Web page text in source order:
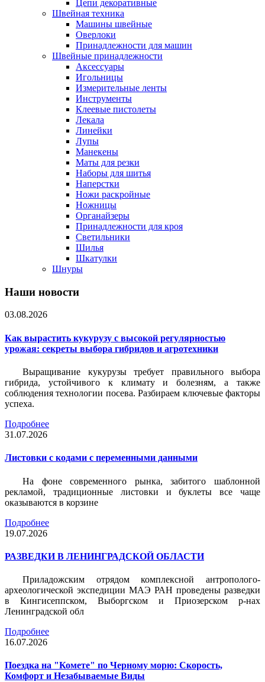
Цепи декоративные
Швейная техника
Машины швейные
Оверлоки
Принадлежности для машин
Швейные принадлежности
Аксессуары
Игольницы
Измерительные ленты
Инструменты
Клеевые пистолеты
Лекала
Линейки
Лупы
Манекены
Маты для резки
Наборы для шитья
Наперстки
Ножи раскройные
Ножницы
Органайзеры
Принадлежности для кроя
Светильники
Шилья
Шкатулки
Шнуры
Наши новости
03.08.2026
Как вырастить кукурузу с высокой регулярностью
урожая: секреты выбора гибридов и агротехники
Выращивание кукурузы требует правильного выбора
гибрида, устойчивого к климату и болезням, а также
соблюдения технологии посева. Разбираем ключевые факторы
успеха.
Подробнее
31.07.2026
Листовки c кодами с переменными данными
На фоне современного рынка, забитого шаблонной
рекламой, традиционные листовки и буклеты все чаще
оказываются в корзине
Подробнее
19.07.2026
РАЗВЕДКИ В ЛЕНИНГРАДСКОЙ ОБЛАСТИ
Приладожским отрядом комплексной антрополого-
археологической экспедиции МАЭ РАН проведены разведки
в Кингисеппском, Выборгском и Приозерском р-нах
Ленинградской обл
Подробнее
16.07.2026
Поездка на "Комете" по Черному морю: Скорость,
Комфорт и Незабываемые Виды